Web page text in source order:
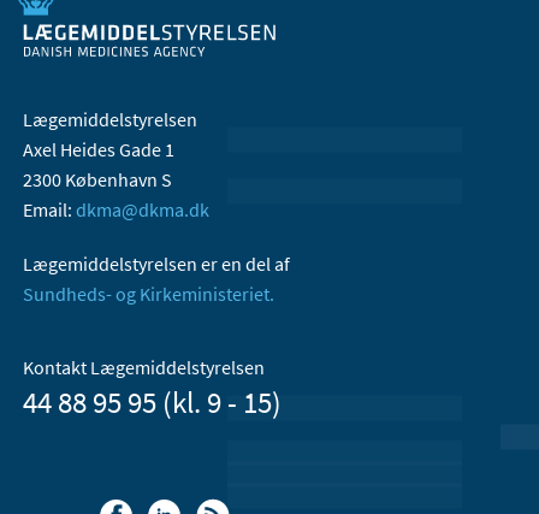
Lægemiddelstyrelsen
Axel Heides Gade 1
2300 København S
Email: dkma@dkma.dk
Lægemiddelstyrelsen er en del af
Sundheds- og Kirkeministeriet.
Kontakt Lægemiddelstyrelsen
44 88 95 95 (kl. 9 - 15)